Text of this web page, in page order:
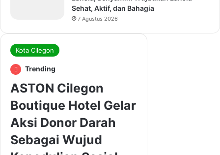
Sehat, Aktif, dan Bahagia
7 Agustus 2026